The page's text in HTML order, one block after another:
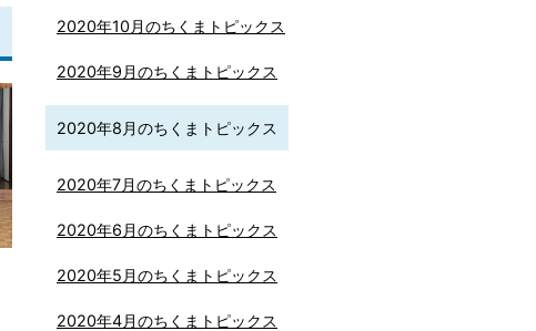
2020年10月のちくまトピックス
2020年9月のちくまトピックス
2020年8月のちくまトピックス
2020年7月のちくまトピックス
2020年6月のちくまトピックス
2020年5月のちくまトピックス
2020年4月のちくまトピックス